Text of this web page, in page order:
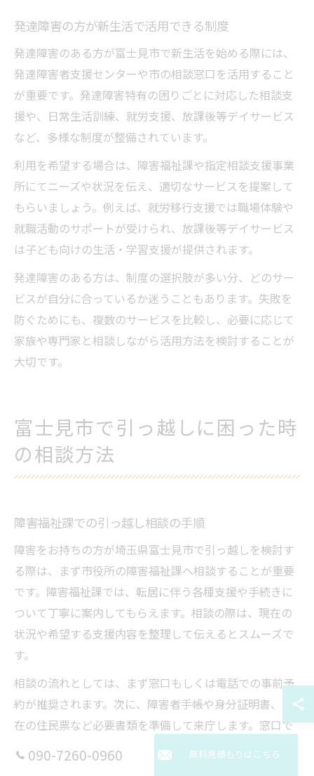
発達障害の方が新生活で活用できる制度
発達障害のある方が富士見市で新生活を始める際には、
発達障害者支援センターや市の相談窓口を活用すること
が重要です。発達障害特有の困りごとに対応した相談支
援や、日常生活訓練、就労支援、放課後等デイサービス
など、多様な制度が整備されています。
利用を希望する場合は、障害福祉課や指定相談支援事業
所にてニーズや状況を伝え、適切なサービスを提案して
もらいましょう。例えば、就労移行支援では職場体験や
就職活動のサポートが受けられ、放課後等デイサービス
は子ども向けの生活・学習支援が提供されます。
発達障害のある方は、制度の選択肢が多い分、どのサー
ビスが自分に合っているか迷うこともあります。失敗を
防ぐためにも、複数のサービスを比較し、必要に応じて
家族や専門家と相談しながら活用方法を検討することが
大切です。
富士見市で引っ越しに困った時
の相談方法
障害福祉課での引っ越し相談の手順
障害をお持ちの方が埼玉県富士見市で引っ越しを検討す
る際は、まず市役所の障害福祉課へ相談することが重要
です。障害福祉課では、転居に伴う各種支援や手続きに
ついて丁寧に案内してもらえます。相談の際は、現在の
状況や希望する支援内容を整理して伝えるとスムーズで
す。
相談の流れとしては、まず窓口もしくは電話での事前予
約が推奨されます。次に、障害者手帳や身分証明書、現
在の住民票など必要書類を準備して来庁します。窓口で
090-7260-0960 無料見積もりはこちら